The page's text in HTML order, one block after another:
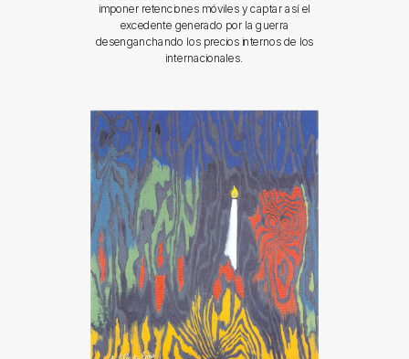
imponer retenciones móviles y captar así el
excedente generado por la guerra
desenganchando los precios internos de los
internacionales.